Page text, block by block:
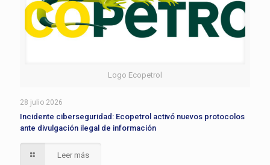
Logo Ecopetrol
28 julio 2026
Incidente ciberseguridad: Ecopetrol activó nuevos protocolos
ante divulgación ilegal de información
Leer más